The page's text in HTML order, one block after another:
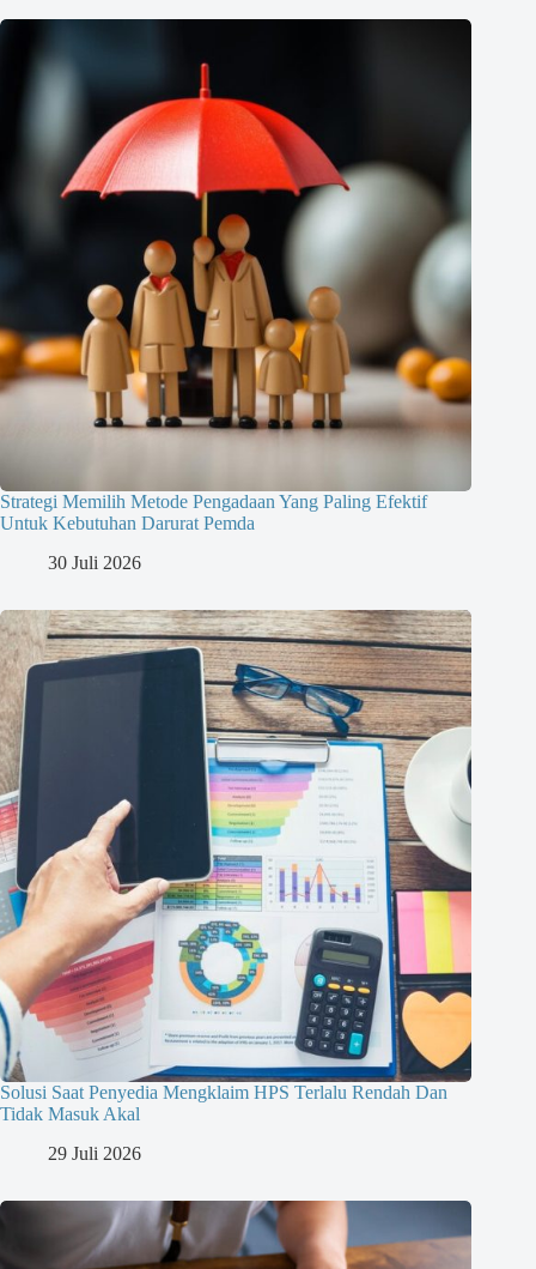
Strategi Memilih Metode Pengadaan Yang Paling Efektif
Untuk Kebutuhan Darurat Pemda
30 Juli 2026
Solusi Saat Penyedia Mengklaim HPS Terlalu Rendah Dan
Tidak Masuk Akal
29 Juli 2026